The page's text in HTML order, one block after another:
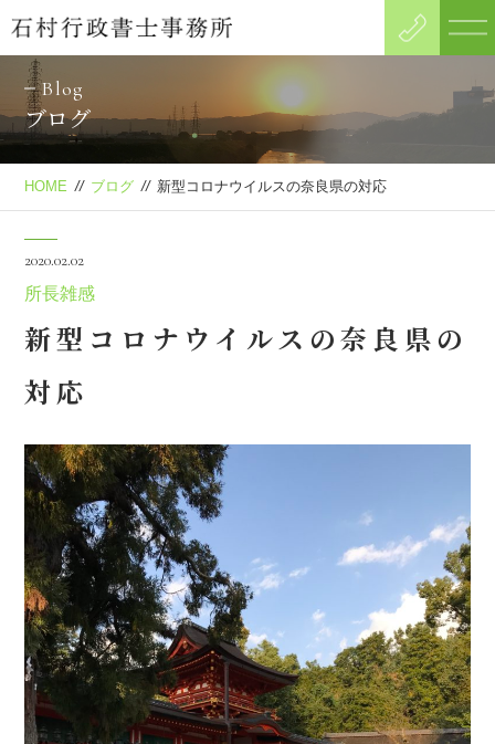
Blog
ブログ
HOME // ブログ // 新型コロナウイルスの奈良県の対応
2020.02.02
所長雑感
新型コロナウイルスの奈良県の
対応